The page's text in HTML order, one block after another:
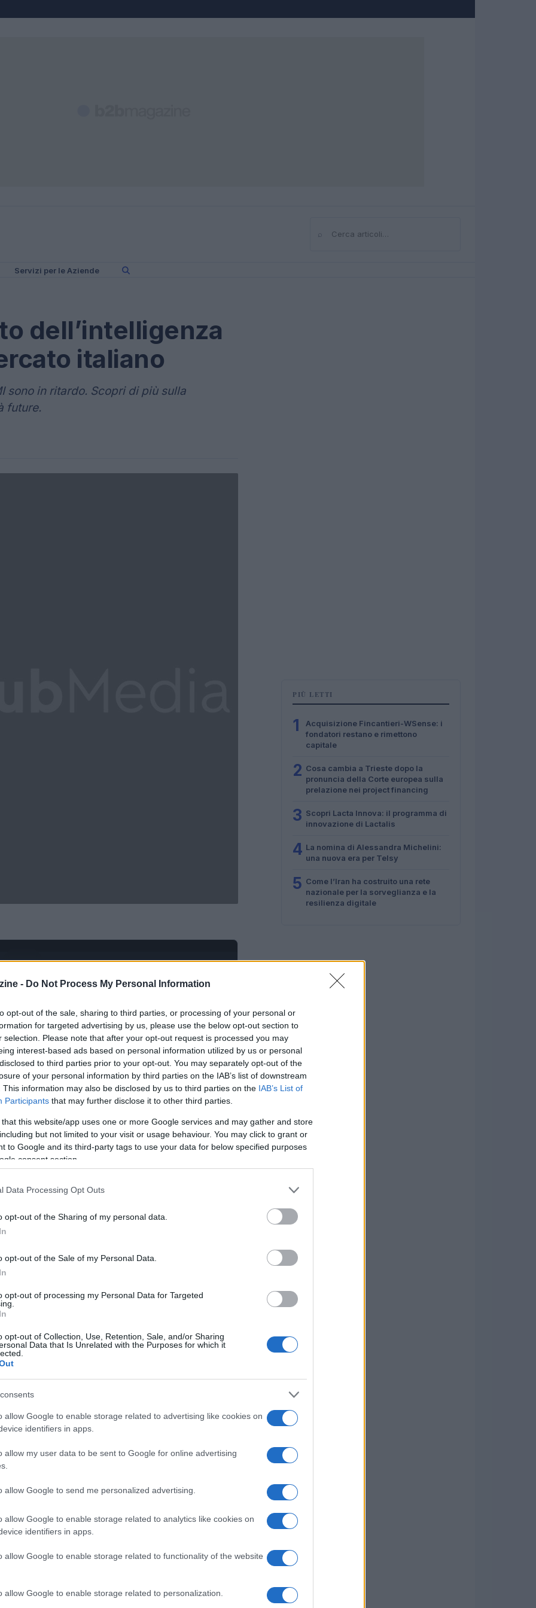
- Do Not Process My Personal Information
opt-out of the sale, sharing to third parties, or processing of your personal or
for targeted advertising by us, please use the below opt-out section to
selection. Please note that after your opt-out request is processed you may
interest-based ads based on personal information utilized by us or personal
to third parties prior to your opt-out. You may separately opt-out of the
of your personal information by third parties on the IAB’s list of downstream
This information may also be disclosed by us to third parties on the IAB’s List of
Participants that may further disclose it to other third parties.
that this website/app uses one or more Google services and may gather and store
but not limited to your visit or usage behaviour. You may click to grant or
to Google and its third-party tags to use your data for below specified purposes
consent section.
Data Processing Opt Outs
opt-out of the Sharing of my personal data.
opt-out of the Sale of my Personal Data.
opt-out of processing my Personal Data for Targeted
opt-out of Collection, Use, Retention, Sale, and/or Sharing
Data that Is Unrelated with the Purposes for which it
allow Google to enable storage related to advertising like cookies on
identifiers in apps.
allow my user data to be sent to Google for online advertising
allow Google to send me personalized advertising.
allow Google to enable storage related to analytics like cookies on
identifiers in apps.
allow Google to enable storage related to functionality of the website
allow Google to enable storage related to personalization.
⌕Cerca
Servizi per le Aziende
dell’intelligenza
italiano
sono in ritardo. Scopri di più sulla
future.
con voi su un tema che fa davvero
Mentre i grandi nomi della tecnologia corrono
faticano a tenere il passo. Ma cosa c’è
possono le aziende italiane sfruttare al
insieme! 💬
quadro generale
del Politecnico di Milano, il mercato
a esplodere, con un valore previsto di 1,2
un incredibile incremento del 58% rispetto
i frutti di questa crescita? Sorpresa:
le PMI rimangono indietro. Solo il 7%
hanno avviato progetti di AI. Ma come mai
ad affrontare sfide significative, come la
Inoltre, c’è una crescente necessità di
PIÙ LETTI
1
Acquisizione Fincantieri-WSense: i
fondatori restano e rimettono
capitale
2 Cosa cambia a Trieste dopo la
pronuncia della Corte europea sulla
prelazione nei project financing
3 Scopri Lacta Innova: il programma di
innovazione di Lactalis
4 La nomina di Alessandra Michelini:
una nuova era per Telsy
5 Come l’Iran ha costruito una rete
nazionale per la sorveglianza e la
resilienza digitale